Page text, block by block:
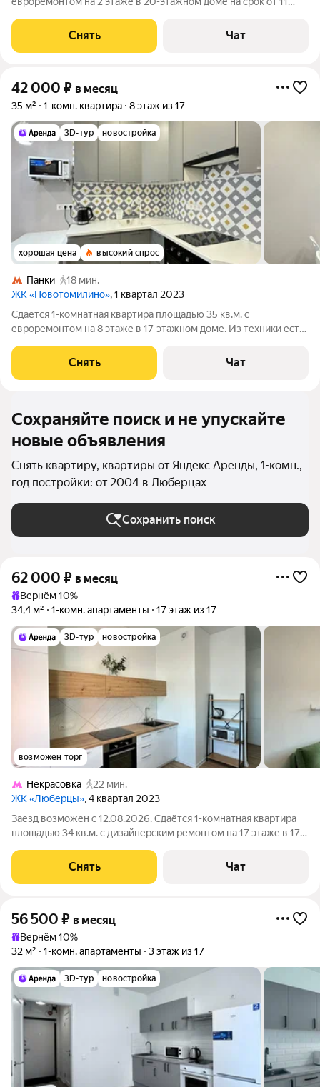
Посудомоечная машина Микроволновка Пылесос Дом -
монолитный, окна выходят на улицу.
Снять Чат
42 000 ₽ в месяц
35 м² 1-комн. квартира 8 этаж из 17
3D-тур новостройка
хорошая цена высокий спрос
Панки
18 мин.
ЖК «Новотомилино», 1 квартал 2023
Сдаётся 1-комнатная квартира площадью 35 кв.м. с
евроремонтом на 8 этаже в 17-этажном доме. Из техники есть:
Микроволновка Индукционная варочная поверхностьСнять Чат
Сохраняйте поиск и не упускайте
новые объявления
Снять квартиру, квартиры от Яндекс Аренды, 1-комн.,
год постройки: от 2004 в Люберцах
Сохранить поиск
62 000 ₽ в месяц
Вернём 10%
34,4 м²
1-комн. апартаменты 17 этаж из 17
3D-тур новостройка
возможен торг
Некрасовка
22 мин.
ЖК «Люберцы», 4 квартал 2023
Заезд возможен с 12.08.2026. Сдаётся 1-комнатная квартира
площадью 34 кв.м. с дизайнерским ремонтом на 17 этаже в 17-
Стиральная машина Холодильник Микроволновка
Электрический чайник Дом -
Снять Чат
56 500 ₽ в месяц
Вернём 10%
32 м²
1-комн. апартаменты 3 этаж из 17
3D-тур новостройка